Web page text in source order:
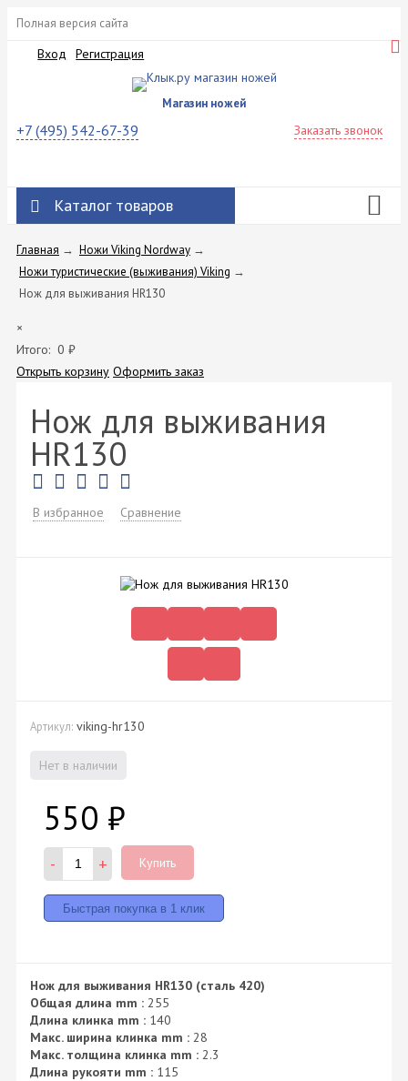
Полная версия сайта
Вход Регистрация
Магазин ножей
+7 (495) 542-67-39 Заказать звонок
Каталог товаров
Главная → Ножи Viking Nordway →
Ножи туристические (выживания) Viking →
Нож для выживания HR130
×
Итого: 0 ₽
Открыть корзину Оформить заказ
Нож для выживания
HR130
В избранное Сравнение
Артикул: viking-hr130
Нет в наличии
550 ₽
- + Купить
Нож для выживания HR130 (сталь 420)
Общая длина mm : 255
Длина клинка mm : 140
Макс. ширина клинка mm : 28
Макс. толщина клинка mm : 2.3
Длина рукояти mm : 115